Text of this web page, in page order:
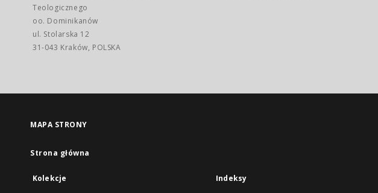
Teologicznego
oo. Dominikanów
ul. Stolarska 12
31-043 Kraków, POLSKA
MAPA STRONY
Strona główna
Kolekcje Indeksy